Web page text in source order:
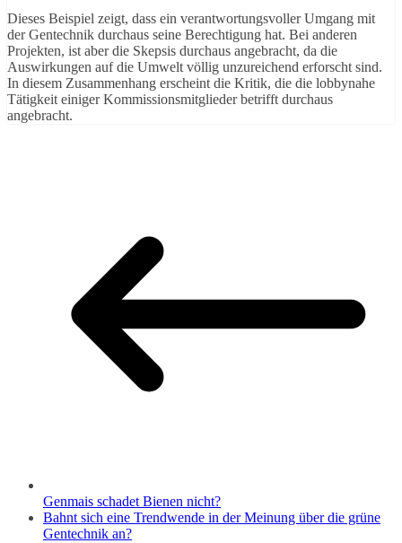
Dieses Beispiel zeigt, dass ein verantwortungsvoller Umgang mit
der Gentechnik durchaus seine Berechtigung hat. Bei anderen
Projekten, ist aber die Skepsis durchaus angebracht, da die
Auswirkungen auf die Umwelt völlig unzureichend erforscht sind.
In diesem Zusammenhang erscheint die Kritik, die die lobbynahe
Tätigkeit einiger Kommissionsmitglieder betrifft durchaus
angebracht.
Genmais schadet Bienen nicht?
Bahnt sich eine Trendwende in der Meinung über die grüne
Gentechnik an?